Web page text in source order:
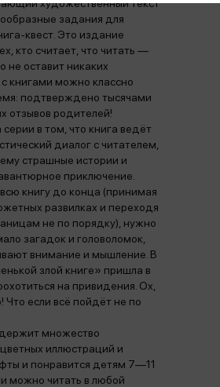
художественный текст
задания для
квест. Это издание
кто считает, что читать —
не оставит никаких
книгами можно классно
подтверждено тысячами
отзывов родителей!
в том, что книга ведёт
диалог с читателем,
страшные истории и
приключение.
книгу до конца (принимая
развилках и переходя
не по порядку), нужно
загадок и головоломок,
внимание и мышление. В
злой книге» пришла в
на привидения. Ох,
Что если всё пойдёт не по
множество
иллюстраций и
и понравится детям 7—11
можно читать в любой